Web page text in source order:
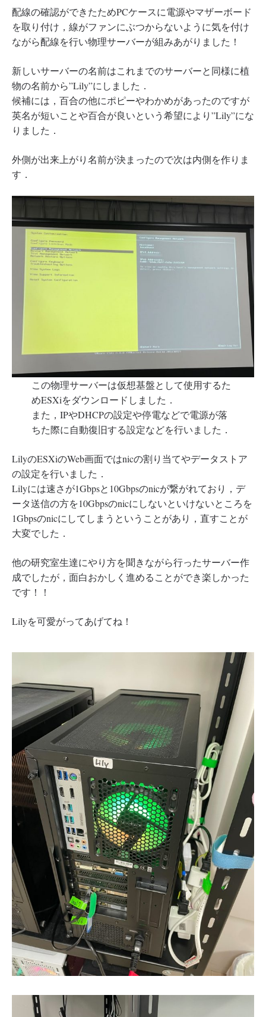
配線の確認ができたためPCケースに電源やマザーボード
を取り付け，線がファンにぶつからないように気を付け
ながら配線を行い物理サーバーが組みあがりました！
新しいサーバーの名前はこれまでのサーバーと同様に植
物の名前から”Lily”にしました．
候補には，百合の他にポピーやわかめがあったのですが
英名が短いことや百合が良いという希望により”Lily”にな
りました．
外側が出来上がり名前が決まったので次は内側を作りま
す．
この物理サーバーは仮想基盤として使用するた
めESXiをダウンロードしました．
また，IPやDHCPの設定や停電などで電源が落
ちた際に自動復旧する設定などを行いました．
LilyのESXiのWeb画面ではnicの割り当てやデータストア
の設定を行いました．
Lilyには速さが1Gbpsと10Gbpsのnicが繋がれており，デ
ータ送信の方を10Gbpsのnicにしないといけないところを
1Gbpsのnicにしてしまうということがあり，直すことが
大変でした．
他の研究室生達にやり方を聞きながら行ったサーバー作
成でしたが，面白おかしく進めることができ楽しかった
です！！
Lilyを可愛がってあげてね！